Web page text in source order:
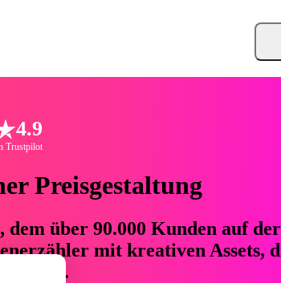
4.9
Trustpilot
Preisgestaltung
über 90.000 Kunden auf
mit kreativen Assets,